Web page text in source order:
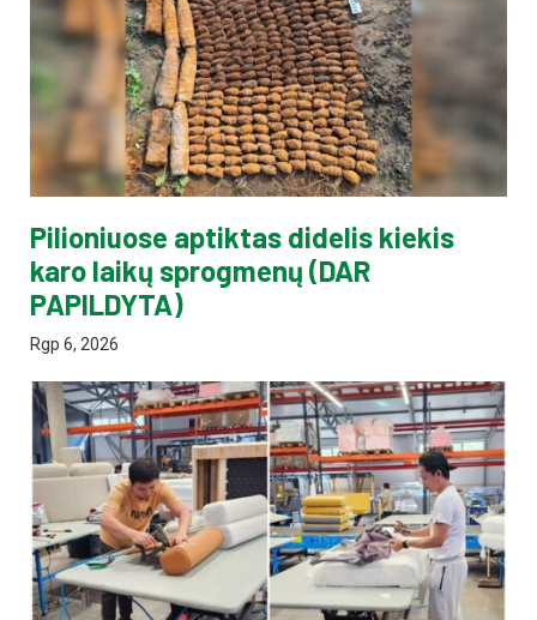
Pilioniuose aptiktas didelis kiekis
karo laikų sprogmenų (DAR
PAPILDYTA)
Rgp 6, 2026